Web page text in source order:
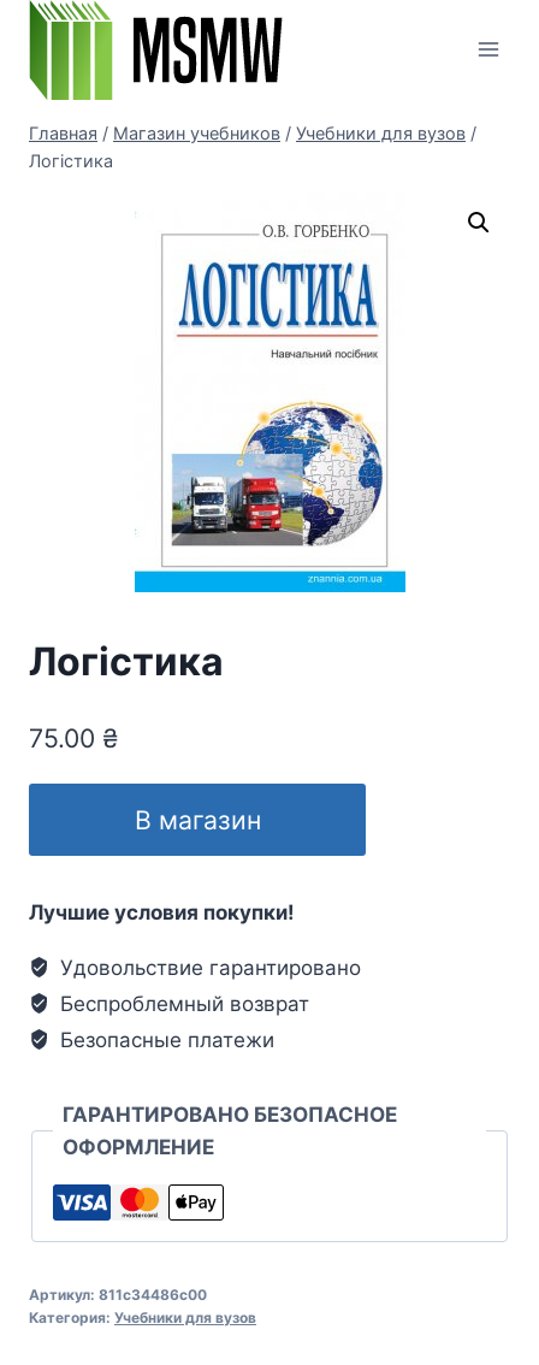
Перейти
содержимому
Главная / Магазин учебников / Учебники для вузов /
Логістика
Логістика
75.00 ₴
В магазин
Лучшие условия покупки!
Удовольствие гарантировано
Беспроблемный возврат
Безопасные платежи
ГАРАНТИРОВАНО БЕЗОПАСНОЕ
ОФОРМЛЕНИЕ
Артикул: 811c34486c00
Категория: Учебники для вузов